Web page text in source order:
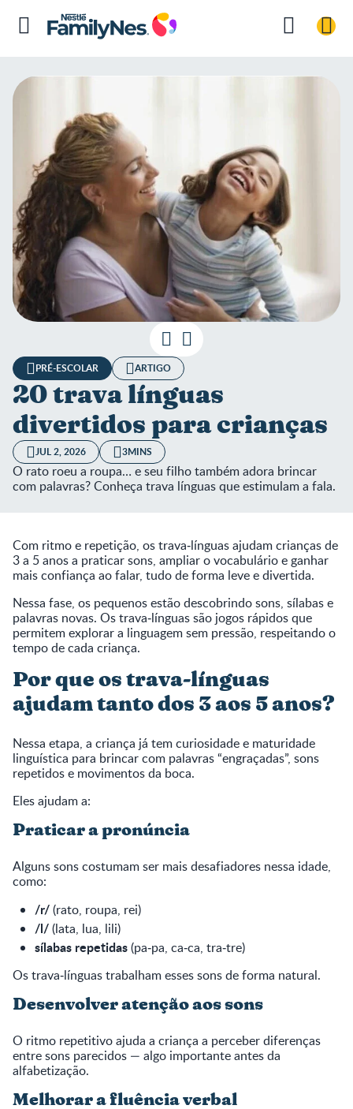
PRÉ-ESCOLAR ARTIGO
20 trava línguas
divertidos para crianças
JUL 2, 2026 3MINS
O rato roeu a roupa… e seu filho também adora brincar
com palavras? Conheça trava línguas que estimulam a fala.
Com ritmo e repetição, os trava‑línguas ajudam crianças de
3 a 5 anos a praticar sons, ampliar o vocabulário e ganhar
mais confiança ao falar, tudo de forma leve e divertida.
Nessa fase, os pequenos estão descobrindo sons, sílabas e
palavras novas. Os trava‑línguas são jogos rápidos que
permitem explorar a linguagem sem pressão, respeitando o
tempo de cada criança.
Por que os trava‑línguas
ajudam tanto dos 3 aos 5 anos?
Nessa etapa, a criança já tem curiosidade e maturidade
linguística para brincar com palavras “engraçadas”, sons
repetidos e movimentos da boca.
Eles ajudam a:
Praticar a pronúncia
Alguns sons costumam ser mais desafiadores nessa idade,
como:
/r/(rato, roupa, rei)
/l/(lata, lua, lili)
sílabas repetidas(pa‑pa, ca‑ca, tra‑tre)
Os trava‑línguas trabalham esses sons de forma natural.
Desenvolver atenção aos sons
O ritmo repetitivo ajuda a criança a perceber diferenças
entre sons parecidos — algo importante antes da
alfabetização.
Melhorar a fluência verbal